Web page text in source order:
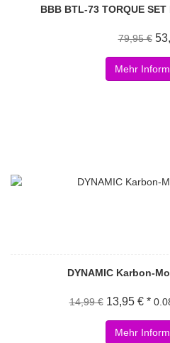
BBB BTL-73 TORQUE
79,95 €
Mehr
DYNAMIC Karbon-
14,99 € 13,95 € *
Mehr